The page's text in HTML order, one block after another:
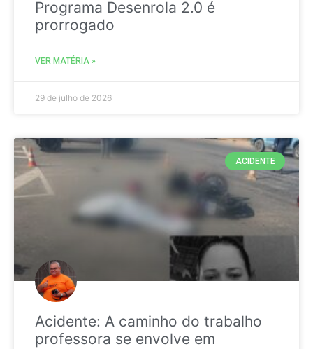
Programa Desenrola 2.0 é
prorrogado
VER MATÉRIA »
29 de julho de 2026
ACIDENTE
Acidente: A caminho do trabalho
professora se envolve em